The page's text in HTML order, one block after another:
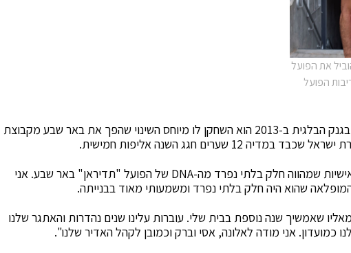
את הפועל
הפועל
ברדה שחזר משש שנים מוצלחות בגנק הבלגית ב-2013 הוא השחקן לו מיוחס השינוי שהפך את באר שבע מקבוצת
שערים חגג השנה אליפות חמישית.
אלונה ברקת: "אליניב ברדה הוא אישיות שמהווה חלק בלתי נפרד מה-DNA של הפועל "תדיראן" באר שבע. אני
שהוא היה חלק בלתי נפרד ומשמעותי מאוד בבנייתה.
שאמשיך שנה נוספת בבית שלי. עוברות עלינו שנים נהדרות והאתגר שלנו
כמועדון. אני מודה לאלונה, אסי וברק וכמובן לקהל האדיר שלנו".